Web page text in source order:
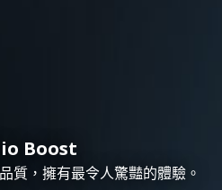
Boost
質，擁有最令人驚豔的體驗。